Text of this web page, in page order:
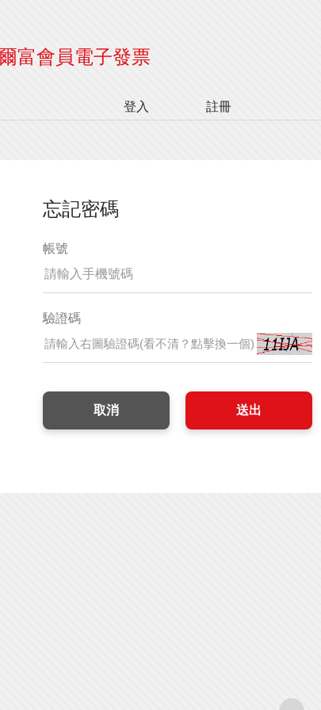
富會員電子發票
登入 註冊
忘記密碼
帳號
驗證碼
取消 送出